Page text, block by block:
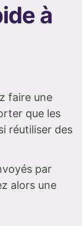
à
faire une
que les
réutiliser des
par
alors une